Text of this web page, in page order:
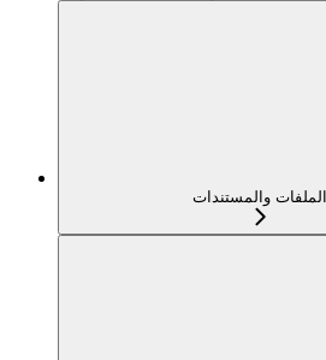
الملفات والمستندات